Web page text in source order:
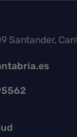
Santander,